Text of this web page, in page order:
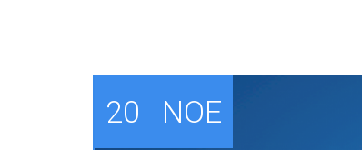
20 ΝΟΈ